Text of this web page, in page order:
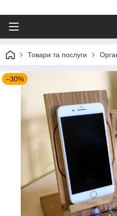
Товари та послуги
–30%